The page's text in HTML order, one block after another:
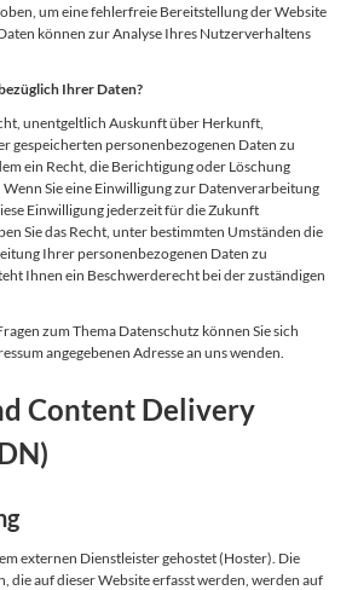
um eine fehlerfreie Bereitstellung der Website
können zur Analyse Ihres Nutzerverhaltens
Ihrer Daten?
unentgeltlich Auskunft über Herkunft,
gespeicherten personenbezogenen Daten zu
ein Recht, die Berichtigung oder Löschung
Sie eine Einwilligung zur Datenverarbeitung
Einwilligung jederzeit für die Zukunft
Sie das Recht, unter bestimmten Umständen die
Ihrer personenbezogenen Daten zu
Ihnen ein Beschwerderecht bei der zuständigen
zum Thema Datenschutz können Sie sich
angegebenen Adresse an uns wenden.
Content Delivery
externen Dienstleister gehostet (Hoster). Die
die auf dieser Website erfasst werden, werden auf